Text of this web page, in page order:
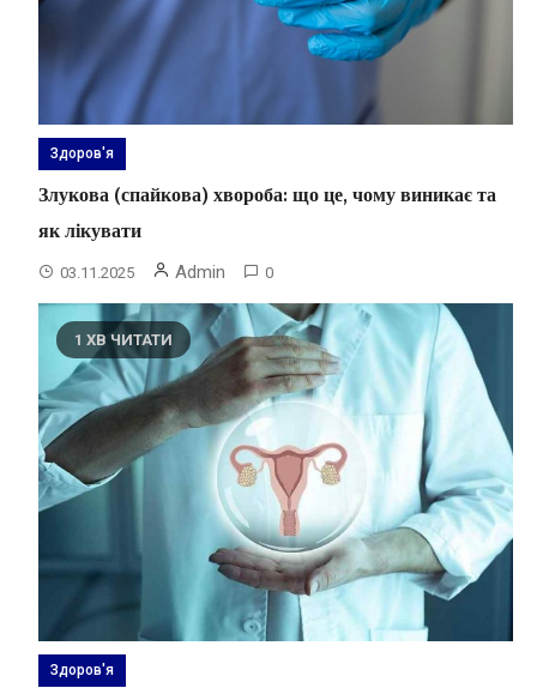
Здоров'я
Злукова (спайкова) хвороба: що це, чому виникає та
як лікувати
03.11.2025 Admin 0
1 ХВ ЧИТАТИ
Здоров'я